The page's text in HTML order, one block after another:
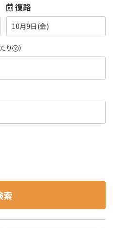
復路
10月9日(金)
り ）
索